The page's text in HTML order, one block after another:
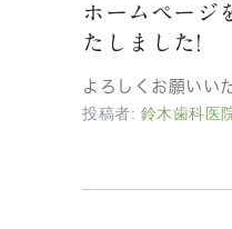
ホームページ
たしました!
よろしくお願いい
投稿者: 鈴木歯科医